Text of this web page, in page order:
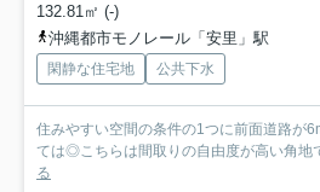
132.81㎡ (-)
沖縄都市モノレール「安里」駅
閑静な住宅地 公共下水
住みやすい空間の条件の1つに前面道路が
ては◎こちらは間取りの自由度が高い角地
る